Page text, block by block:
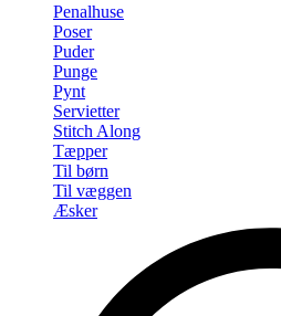
Penalhuse
Poser
Puder
Punge
Pynt
Servietter
Stitch Along
Tæpper
Til børn
Til væggen
Æsker